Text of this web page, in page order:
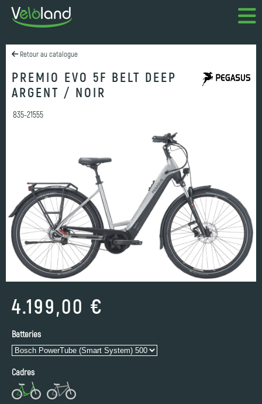
Retour au catalogue
PREMIO EVO 5F BELT DEEP
ARGENT / NOIR
835-21555
4.199,00 €
Batteries
Cadres